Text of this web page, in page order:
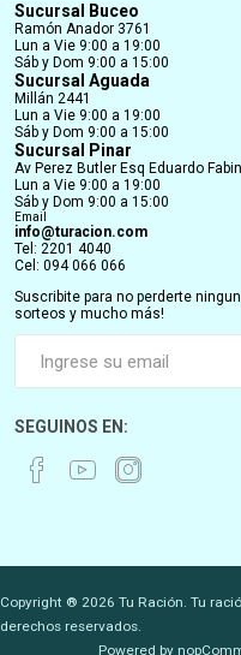
Sucursal Buceo
Ramón Anador 3761
Lun a Vie 9:00 a 19:00
Sáb y Dom 9:00 a 15:00
Sucursal Aguada
Millán 2441
Lun a Vie 9:00 a 19:00
Sáb y Dom 9:00 a 15:00
Sucursal Pinar
Av Perez Butler Esq Eduardo
Lun a Vie 9:00 a 19:00
Sáb y Dom 9:00 a 15:00
Email
info@turacion.com
Tel: 2201 4040
Cel: 094 066 066
Suscribite para no perderte
sorteos y mucho más!
SEGUINOS EN:
Copyright ® 2026 Tu Ración. Tu
derechos reservados.
Powered by